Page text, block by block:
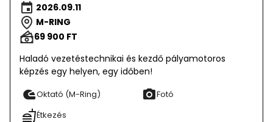
2026.09.11
M-RING
69 900 FT
Haladó vezetéstechnikai és kezdő pályamotoros
képzés egy helyen, egy időben!
Oktató (M-Ring)
Fotó
Étkezés